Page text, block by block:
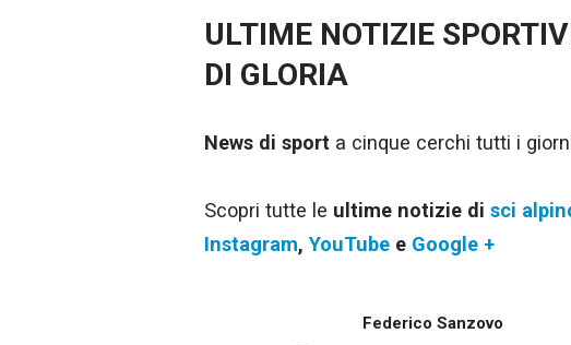
ULTIME NOTIZIE
DI GLORIA
News di sport a cinque cerchi tutti i
Scopri tutte le ultime notizie di sci
Instagram, YouTube e Google +
Federico Sanzovo